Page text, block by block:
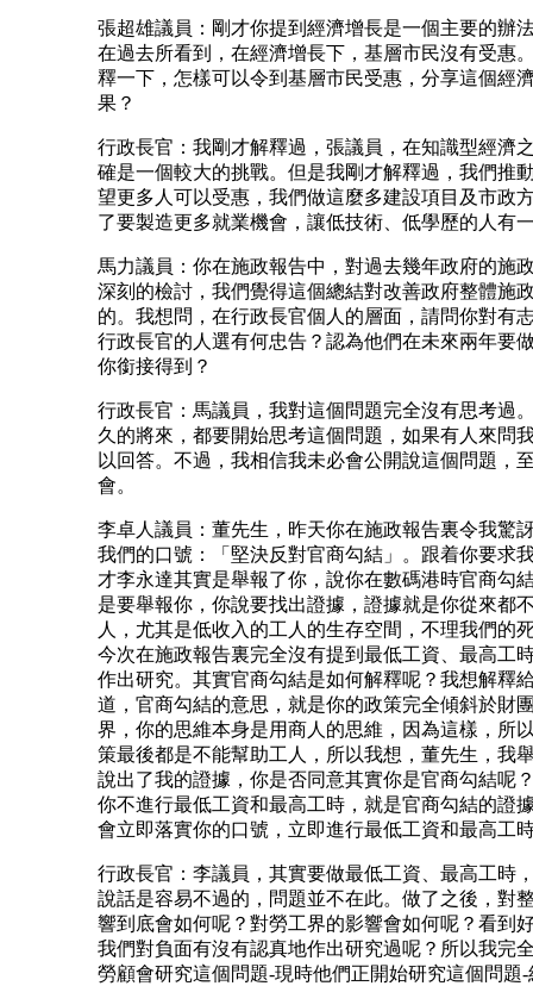
張超雄議員：剛才你提到經濟增長是一個主要的辦
在過去所看到，在經濟增長下，基層市民沒有受惠
釋一下，怎樣可以令到基層市民受惠，分享這個經
果？
行政長官：我剛才解釋過，張議員，在知識型經濟
確是一個較大的挑戰。但是我剛才解釋過，我們推
望更多人可以受惠，我們做這麼多建設項目及市政
了要製造更多就業機會，讓低技術、低學歷的人有
馬力議員：你在施政報告中，對過去幾年政府的施
深刻的檢討，我們覺得這個總結對改善政府整體施
的。我想問，在行政長官個人的層面，請問你對有
行政長官的人選有何忠告？認為他們在未來兩年要
你銜接得到？
行政長官：馬議員，我對這個問題完全沒有思考過
久的將來，都要開始思考這個問題，如果有人來問
以回答。不過，我相信我未必會公開說這個問題，
會。
李卓人議員：董先生，昨天你在施政報告裏令我驚
我們的口號：「堅決反對官商勾結」。跟着你要求
才李永達其實是舉報了你，說你在數碼港時官商勾
是要舉報你，你說要找出證據，證據就是你從來都
人，尤其是低收入的工人的生存空間，不理我們的
今次在施政報告裏完全沒有提到最低工資、最高工
作出研究。其實官商勾結是如何解釋呢？我想解釋
道，官商勾結的意思，就是你的政策完全傾斜於財
界，你的思維本身是用商人的思維，因為這樣，所
策最後都是不能幫助工人，所以我想，董先生，我
說出了我的證據，你是否同意其實你是官商勾結呢
你不進行最低工資和最高工時，就是官商勾結的證
會立即落實你的口號，立即進行最低工資和最高工
行政長官：李議員，其實要做最低工資、最高工時
說話是容易不過的，問題並不在此。做了之後，對
響到底會如何呢？對勞工界的影響會如何呢？看到
我們對負面有沒有認真地作出研究過呢？所以我完
勞顧會研究這個問題-現時他們正開始研究這個問題